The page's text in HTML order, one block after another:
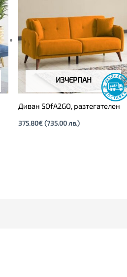
ИЗЧЕРПАН
Диван SOfA2GO, разтегателен
375.80€ (735.00 лв.)